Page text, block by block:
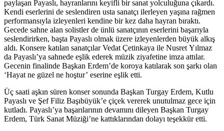
paylaşan Payaslı, hayranlarını keyifli bir sanat yolculuğuna çıkardı.
Kendi eserlerini de seslendiren usta sanatçı ilerleyen yaşına rağmen
performansıyla izleyenleri kendine bir kez daha hayran bıraktı.
Gecede sahne alan solistler de ünlü sanatçının eserlerini başarıyla
seslendirirken, başta Payaslı olmak üzere izleyenlerden büyük alkış
aldı. Konsere katılan sanatçılar Vedat Çetinkaya ile Nusret Yılmaz
da Payaslı’ya sahnede eşlik ederek müzik ziyafetine imza attılar.
Gecenin finalinde Başkan Erdem’de koroya katılarak son şarkı olan
‘Hayat ne güzel ne hoştur’ eserine eşlik etti.
Üç saati aşkın süren konser sonunda Başkan Turgay Erdem, Kutlu
Payaslı ve Şef Filiz Başıbüyük’e çiçek vererek unutulmaz gece için
kutladı. Payaslı’ya başarılarının devamını dileyen Başkan Turgay
Erdem, Türk Sanat Müziği’ne kattıklarından dolayı teşekkür etti.